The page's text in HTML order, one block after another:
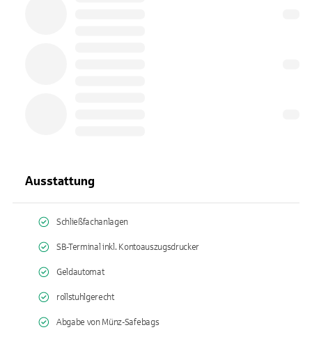
Ausstattung
Schließfachanlagen
SB-Terminal inkl. Kontoauszugsdrucker
Geldautomat
rollstuhlgerecht
Abgabe von Münz-Safebags